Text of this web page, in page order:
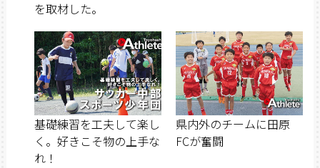
を取材した。
基礎練習を工夫して楽し
く。好きこそ物の上手な
れ！
県内外のチームに田原
FCが奮闘